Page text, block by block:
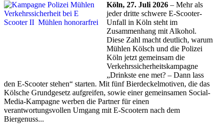
Köln, 27. Juli 2026 – Mehr als
jeder dritte schwere E-Scooter-
Unfall in Köln steht im
Zusammenhang mit Alkohol.
Diese Zahl macht deutlich, warum
Mühlen Kölsch und die Polizei
Köln jetzt gemeinsam die
Verkehrssicherheitskampagne
„Drinkste ene met? – Dann lass
den E-Scooter stehen“ starten. Mit fünf Bierdeckelmotiven, die das
Kölsche Grundgesetz aufgreifen, sowie einer gemeinsamen Social-
Media-Kampagne werben die Partner für einen
verantwortungsvollen Umgang mit E-Scootern nach dem
Biergenuss...